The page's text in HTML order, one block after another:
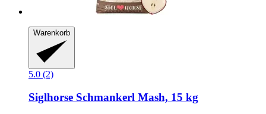
Warenkorb
5.0 (2)
Siglhorse Schmankerl Mash, 15 kg